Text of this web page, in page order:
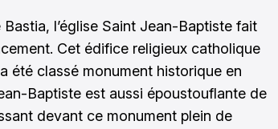
l’église Saint Jean-Baptiste fait
Cet édifice religieux catholique
été classé monument historique en
Baptiste est aussi époustouflante de
devant ce monument plein de